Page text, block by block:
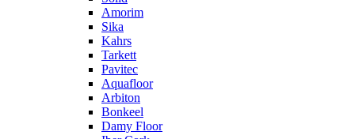
Amorim
Sika
Kahrs
Tarkett
Pavitec
Aquafloor
Arbiton
Bonkeel
Damy Floor